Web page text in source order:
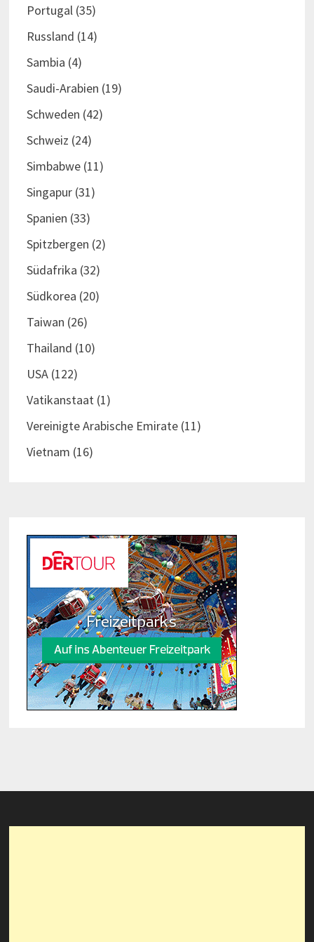
Portugal(35)
Russland (14)
Sambia (4)
Saudi-Arabien (19)
Schweden (42)
Schweiz (24)
Simbabwe(11)
Singapur(31)
Spanien (33)
Spitzbergen (2)
Südafrika (32)
Südkorea (20)
Taiwan (26)
Thailand (10)
USA(122)
Vatikanstaat(1)
Vereinigte Arabische Emirate(11)
Vietnam (16)